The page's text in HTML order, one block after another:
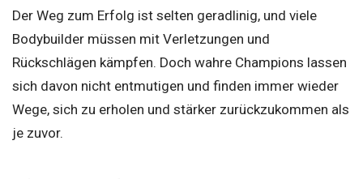
Der Weg zum Erfolg ist selten geradlinig, und viele
Bodybuilder müssen mit Verletzungen und
Rückschlägen kämpfen. Doch wahre Champions lassen
sich davon nicht entmutigen und finden immer wieder
Wege, sich zu erholen und stärker zurückzukommen als
je zuvor.